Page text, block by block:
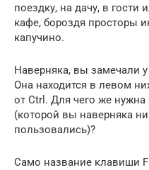
поездку, на дачу, в гости
кафе, бороздя просторы
капучино.
Наверняка, вы замечали
Она находится в левом
от Ctrl. Для чего же нужна
(которой вы наверняка
пользовались)?
Само название клавиши